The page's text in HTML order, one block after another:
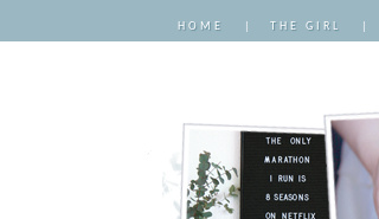
HOME THE GIRL